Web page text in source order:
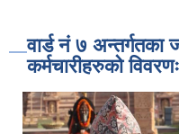
वार्ड नं ७ अन्तर्गतका
कर्मचारीहरुको विवरणः